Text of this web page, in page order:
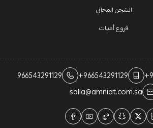
الشحن المجاني
فروع أمنيات
+966543291129
966543291129
salla@amniat.com.sa